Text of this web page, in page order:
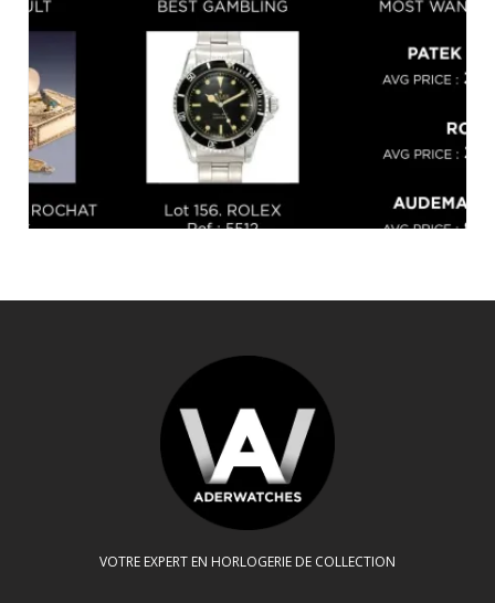
MARCHÉ
SOTHEBY’S, NEW YORK, LE 24.05.2018
MARCHÉ
VOTRE EXPERT EN HORLOGERIE DE COLLECTION